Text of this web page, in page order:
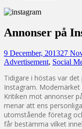
Annonser på
9 December, 201327
Advertisement, Social
Tidigare i höstas var
Instagram. Modemärket
Kritiken mot annonser
menar att ens
utomstående företag
får bestämma vilket